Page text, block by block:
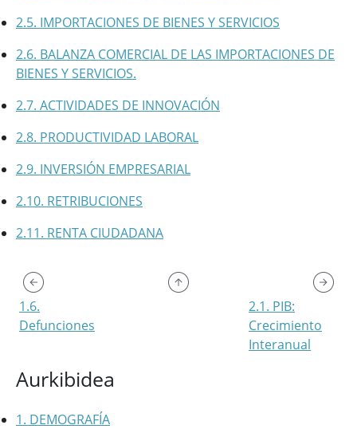
Aurkibidea
1. DEMOGRAFÍA
2.5. IMPORTACIONES DE BIENES Y SERVICIOS
2.6. BALANZA COMERCIAL DE LAS IMPORTACIONES DE
BIENES Y SERVICIOS.
2.7. ACTIVIDADES DE INNOVACIÓN
2.8. PRODUCTIVIDAD LABORAL
2.9. INVERSIÓN EMPRESARIAL
2.10. RETRIBUCIONES
2.11. RENTA CIUDADANA
1.6.
Defunciones
2.1. PIB:
Crecimiento
Interanual